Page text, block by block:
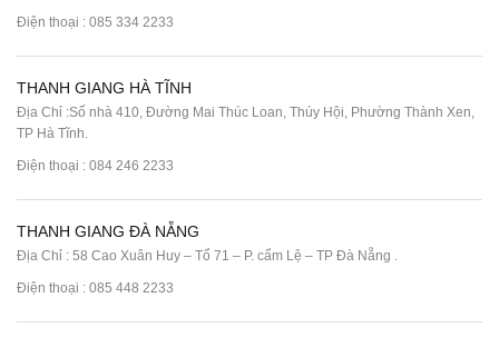
Điện thoại : 085 334 2233
THANH GIANG HÀ TĨNH
Địa Chỉ :Số nhà 410, Đường Mai Thúc Loan, Thúy Hội, Phường Thành Xen,
TP Hà Tĩnh.
Điện thoại : 084 246 2233
THANH GIANG ĐÀ NẴNG
Địa Chỉ : 58 Cao Xuân Huy – Tổ 71 – P. cẩm Lệ – TP Đà Nẵng .
Điện thoại : 085 448 2233